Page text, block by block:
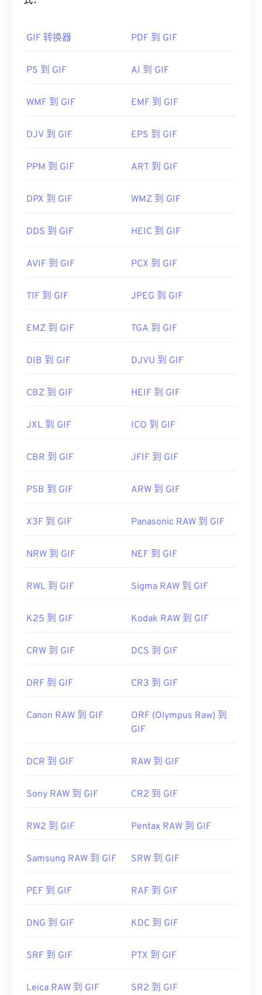
如何打开 GIF 文件？
其他图像格式具有明显的优势。此外，GIF 可以在包
这使得它比Adob​​e Flash 更受欢迎。
GIF 几乎可以在所有图像查看器应用程序、网页浏览
请使用Adob​​e Photoshop
等应用程序。在 Windows
Photoshop Elements
、Roxio Creator
件打开 GIF。在 macOS 系统中，可以使用 Adob​​e 图
开发者： CompuServe, Inc.
有用的链接：
https://en.wikipedia.org/wiki/GIF
GIF 转换器 PDF 到 GIF
PS 到 GIF AI 到 GIF
WMF 到 GIF EMF 到 GIF
DJV 到 GIF EPS 到 GIF
PPM 到 GIF ART 到 GIF
DPX 到 GIF WMZ 到 GIF
DDS 到 GIF HEIC 到 GIF
AVIF 到 GIF PCX 到 GIF
TIF 到 GIF JPEG 到 GIF
EMZ 到 GIF TGA 到 GIF
DIB 到 GIF DJVU 到 GIF
CBZ 到 GIF HEIF 到 GIF
JXL 到 GIF ICO 到 GIF
CBR 到 GIF JFIF 到 GIF
PSB 到 GIF ARW 到 GIF
X3F 到 GIF Panasonic RAW 到 GIF
NRW 到 GIF NEF 到 GIF
RWL 到 GIF Sigma RAW 到 GIF
K25 到 GIF Kodak RAW 到 GIF
CRW 到 GIF DCS 到 GIF
DRF 到 GIF CR3 到 GIF
Canon RAW 到 GIF
ORF (Olympus Raw) 到
GIF
DCR 到 GIF RAW 到 GIF
Sony RAW 到 GIF CR2 到 GIF
RW2 到 GIF Pentax RAW 到 GIF
Samsung RAW 到 GIF SRW 到 GIF
PEF 到 GIF RAF 到 GIF
DNG 到 GIF KDC 到 GIF
SRF 到 GIF PTX 到 GIF
Leica RAW 到 GIF SR2 到 GIF